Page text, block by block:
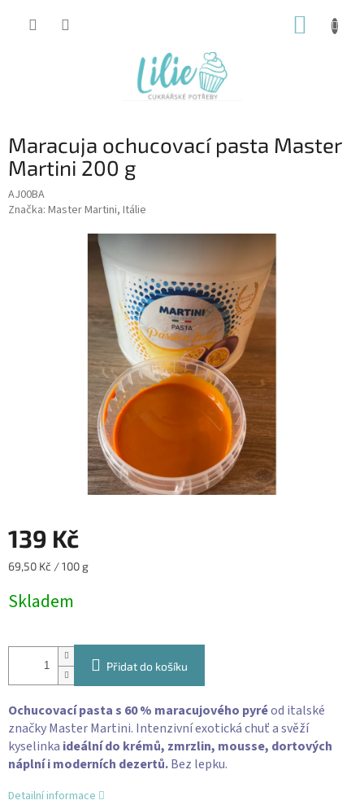
Maracuja ochucovací pasta Master
Martini 200 g
AJ00BA
Značka: Master Martini, Itálie
139 Kč
Měrná
69,50 Kč / 100 g
Skladem
Přidat do košíku
Ochucovací pasta s 60 % maracujového pyréod italské
značkyMaster Martini. Intenzivní exotická chuť a svěží
kyselinka ideální do krémů, zmrzlin, mousse, dortových
náplní i moderních dezertů.Bez lepku.
Detailní informace